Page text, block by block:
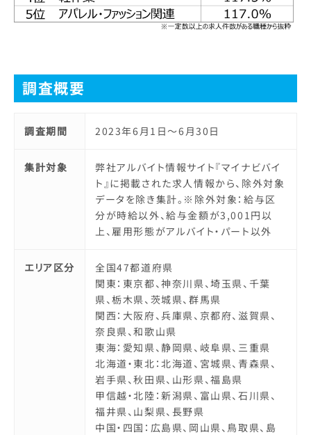
調査概要
調査期間 2023年6月1日～6月30日
集計対象
弊社アルバイト情報サイト『マイナビバイ
ト』に掲載された求人情報から、除外対象
データを除き集計。※除外対象：給与区
分が時給以外、給与金額が3,001円以
上、雇用形態がアルバイト・パート以外
エリア区分
全国47都道府県
関東：東京都、神奈川県、埼玉県、千葉
県、栃木県、茨城県、群馬県
関西：大阪府、兵庫県、京都府、滋賀県、
奈良県、和歌山県
東海：愛知県、静岡県、岐阜県、三重県
北海道・東北：北海道、宮城県、青森県、
岩手県、秋田県、山形県、福島県
甲信越・北陸：新潟県、富山県、石川県、
福井県、山梨県、長野県
中国・四国：広島県、岡山県、鳥取県、島